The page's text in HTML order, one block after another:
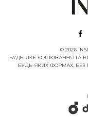
© 2026
БУДЬ-ЯКЕ КОПІЮВАННЯ ТА
БУДЬ-ЯКИХ ФОРМАХ,